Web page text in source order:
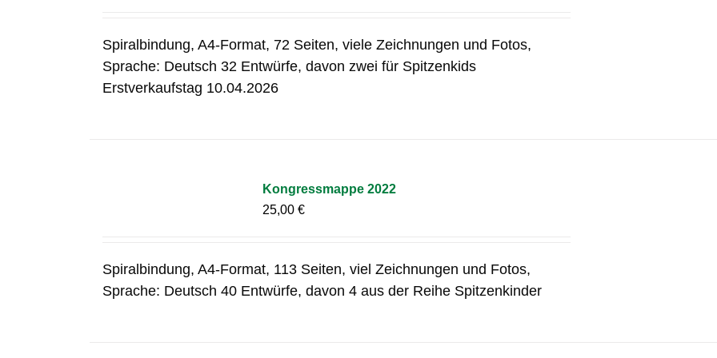
Spiralbindung, A4-Format, 72 Seiten, viele Zeichnungen und Fotos,
Sprache: Deutsch 32 Entwürfe, davon zwei für Spitzenkids
Erstverkaufstag 10.04.2026
Kongressmappe 2022
25,00€
Spiralbindung, A4-Format, 113 Seiten, viel Zeichnungen und Fotos,
Sprache: Deutsch 40 Entwürfe, davon 4 aus der Reihe Spitzenkinder